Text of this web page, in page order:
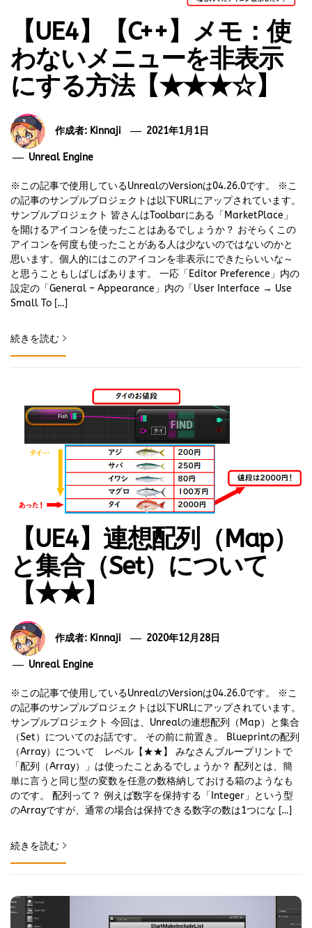
【UE4】【C++】メモ：使
わないメニューを非表示
にする方法【★★★☆】
作成者: Kinnaji 2021年1月1日
Unreal Engine
※この記事で使用しているUnrealのVersionは04.26.0です。 ※こ
の記事のサンプルプロジェクトは以下URLにアップされています。
サンプルプロジェクト 皆さんはToolbarにある「MarketPlace」
を開けるアイコンを使ったことはあるでしょうか？ おそらくこの
アイコンを何度も使ったことがある人は少ないのではないのかと
思います。個人的にはこのアイコンを非表示にできたらいいな～
と思うこともしばしばあります。 一応「Editor Preference」内の
設定の「General – Appearance」内の「User Interface → Use
Small To […]
続きを読む
【UE4】連想配列（Map）
と集合（Set）について
【★★】
作成者: Kinnaji 2020年12月28日
Unreal Engine
※この記事で使用しているUnrealのVersionは04.26.0です。 ※こ
の記事のサンプルプロジェクトは以下URLにアップされています。
サンプルプロジェクト 今回は、Unrealの連想配列（Map）と集合
（Set）についてのお話です。 その前に前置き。 Blueprintの配列
（Array）について レベル【★★】 みなさんブループリントで
「配列（Array）」は使ったことあるでしょうか？ 配列とは、簡
単に言うと同じ型の変数を任意の数格納しておける箱のようなも
のです。 配列って？ 例えば数字を保持する「Integer」という型
のArrayですが、通常の場合は保持できる数字の数は1つにな […]
続きを読む